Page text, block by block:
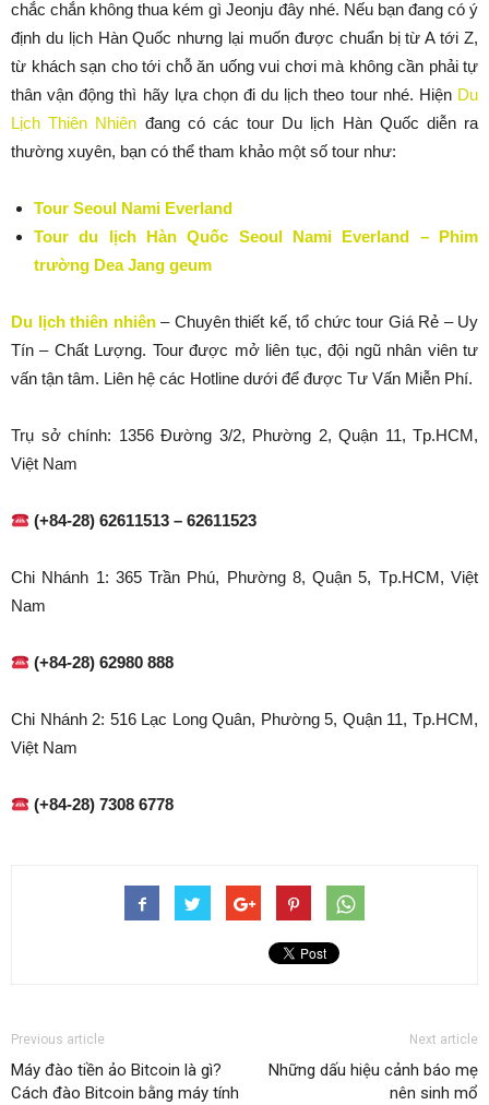
chắc chắn không thua kém gì Jeonju đây nhé. Nếu bạn đang có ý
định du lịch Hàn Quốc nhưng lại muốn được chuẩn bị từ A tới Z,
từ khách sạn cho tới chỗ ăn uống vui chơi mà không cần phải tự
thân vận động thì hãy lựa chọn đi du lịch theo tour nhé. Hiện Du
Lịch Thiên Nhiên đang có các tour Du lịch Hàn Quốc diễn ra
thường xuyên, bạn có thể tham khảo một số tour như:
Tour Seoul Nami Everland
Tour du lịch Hàn Quốc Seoul Nami Everland – Phim
trường Dea Jang geum
Du lịch thiên nhiên– Chuyên thiết kế, tổ chức tour Giá Rẻ – Uy
Tín – Chất Lượng. Tour được mở liên tục, đội ngũ nhân viên tư
vấn tận tâm. Liên hệ các Hotline dưới để được Tư Vấn Miễn Phí.
Trụ sở chính: 1356 Đường 3/2, Phường 2, Quận 11, Tp.HCM,
Việt Nam
(+84-28) 62611513 – 62611523
Chi Nhánh 1: 365 Trần Phú, Phường 8, Quận 5, Tp.HCM, Việt
Nam
(+84-28) 62980 888
Chi Nhánh 2: 516 Lạc Long Quân, Phường 5, Quận 11, Tp.HCM,
Việt Nam
(+84-28) 7308 6778
Previous article
Máy đào tiền ảo Bitcoin là gì?
Cách đào Bitcoin bằng máy tính
Next article
Những dấu hiệu cảnh báo mẹ
nên sinh mổ